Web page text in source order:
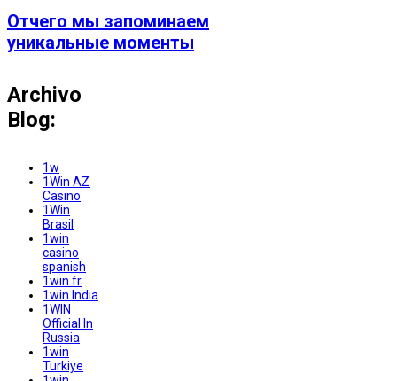
Отчего мы запоминаем
уникальные моменты
Archivo
Blog:
1w
1Win AZ
Casino
1Win
Brasil
1win
casino
spanish
1win fr
1win India
1WIN
Official In
Russia
1win
Turkiye